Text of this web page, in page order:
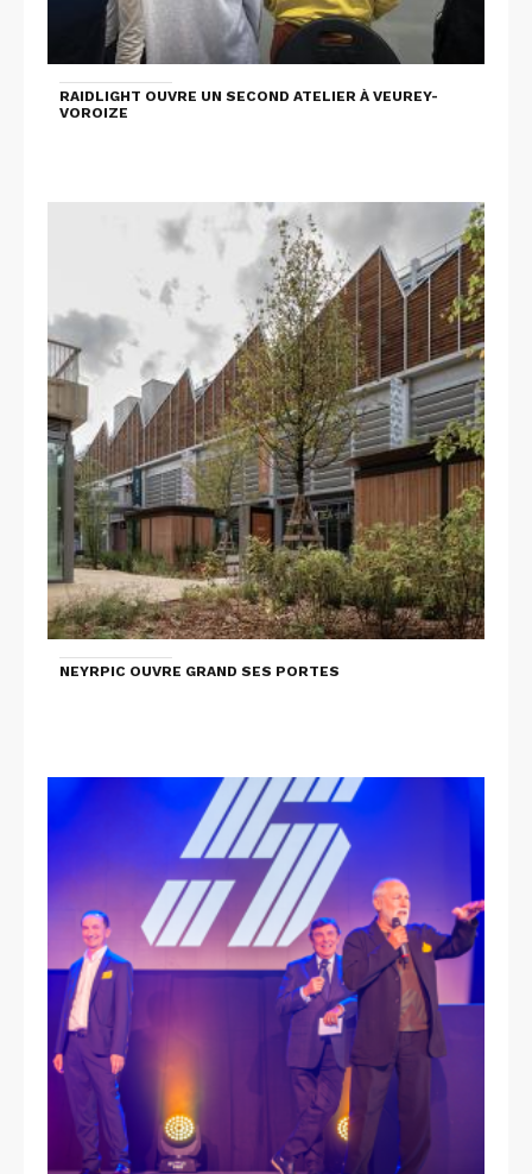
RAIDLIGHT OUVRE UN SECOND ATELIER À VEUREY-
VOROIZE
NEYRPIC OUVRE GRAND SES PORTES